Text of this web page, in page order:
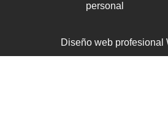
personal
Diseño web profesional